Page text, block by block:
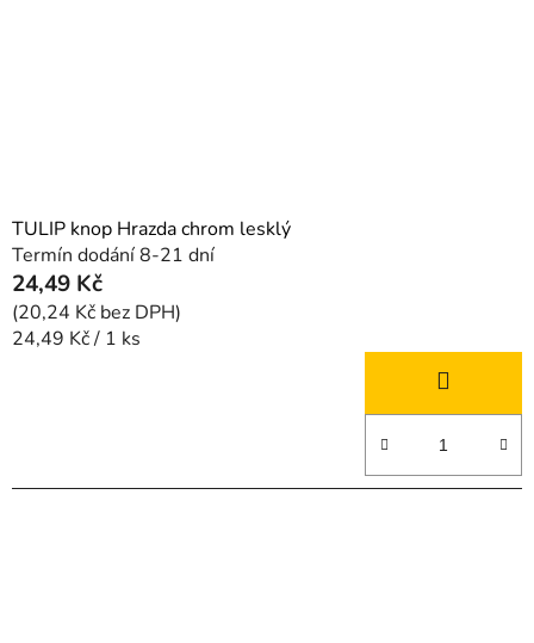
TULIP knop Hrazda chrom lesklý
Termín dodání 8-21 dní
24,49 Kč
(20,24 Kč bez DPH)
Měrná
24,49 Kč / 1 ks